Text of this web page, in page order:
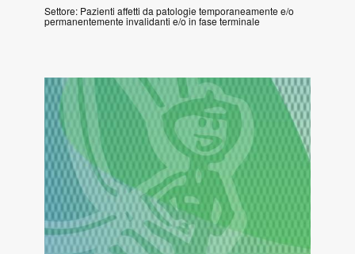
Settore: Pazienti affetti da patologie temporaneamente e/o
permanentemente invalidanti e/o in fase terminale